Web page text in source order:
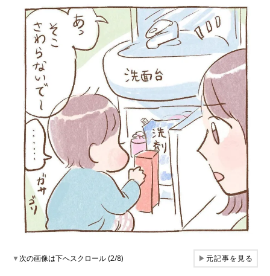
▼次の画像は下へスクロール (2/8) ▶元記事を見る